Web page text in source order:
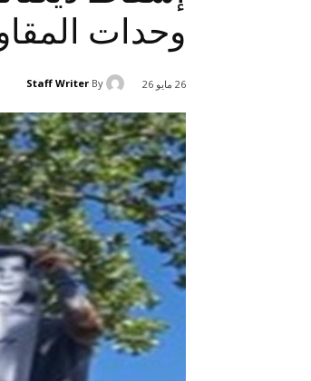
وحدات
26 مايو 26 By
Staff Writer